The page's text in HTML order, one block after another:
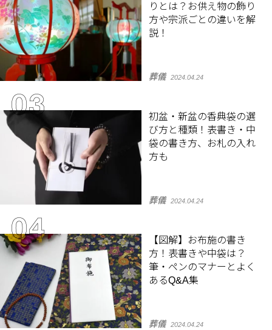
りとは？お供え物の飾り
方や宗派ごとの違いを解
説！
葬儀 2024.04.24
初盆・新盆の香典袋の選
び方と種類！表書き・中
袋の書き方、お札の入れ
方も
葬儀 2024.04.24
【図解】お布施の書き
方！表書きや中袋は？
筆・ペンのマナーとよく
あるQ&A集
葬儀 2024.04.24